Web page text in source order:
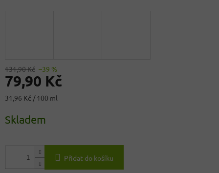
131,90 Kč –39 %
79,90 Kč
Měrná
31,96 Kč / 100 ml
Skladem
Přidat do košíku